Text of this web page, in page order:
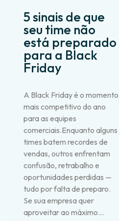
5 sinais de que
seu time não
está preparado
para a Black
Friday
A Black Friday é o momento
mais competitivo do ano
para as equipes
comerciais.Enquanto alguns
times batem recordes de
vendas, outros enfrentam
confusão, retrabalho e
oportunidades perdidas —
tudo por falta de preparo.
Se sua empresa quer
aproveitar ao máximo...